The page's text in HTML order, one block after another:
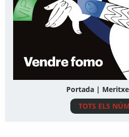
Portada |
TOTS ELS